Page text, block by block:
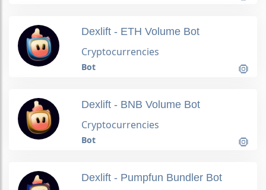
Dexlift - ETH Volume Bot
Cryptocurrencies
Bot
Dexlift - BNB Volume Bot
Cryptocurrencies
Bot
Dexlift - Pumpfun Bundler Bot